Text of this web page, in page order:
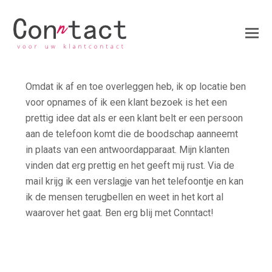
Omdat ik af en toe overleggen heb, ik op locatie ben
voor opnames of ik een klant bezoek is het een
prettig idee dat als er een klant belt er een persoon
aan de telefoon komt die de boodschap aanneemt
in plaats van een antwoordapparaat. Mijn klanten
vinden dat erg prettig en het geeft mij rust. Via de
mail krijg ik een verslagje van het telefoontje en kan
ik de mensen terugbellen en weet in het kort al
waarover het gaat. Ben erg blij met Conntact!